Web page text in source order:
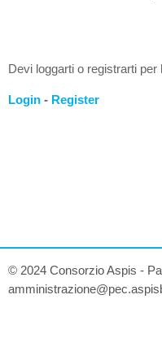
Devi loggarti o registrarti
Login - Register
© 2024 Consorzio Aspis -